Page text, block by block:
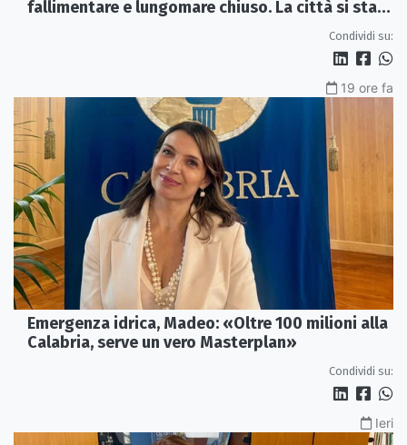
fallimentare e lungomare chiuso. La città si sta
Condividi su:
19 ore fa
Emergenza idrica, Madeo: «Oltre 100 milioni alla
Calabria, serve un vero Masterplan»
Condividi su:
Ieri